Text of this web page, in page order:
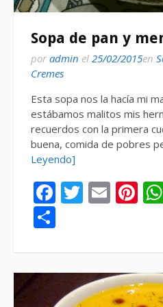
Sopa de pan y
por admin el 25/02/2015en
Cremes
Esta sopa nos la hacía mi
estábamos malitos mis
recuerdos con la primera
buena, comida de pobres
Leyendo]
Facebook
Twitter